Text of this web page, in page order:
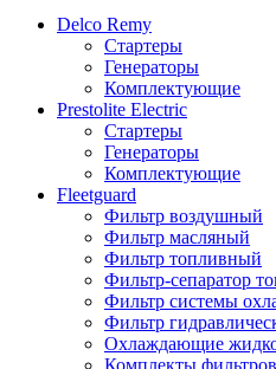
Delco Remy
Стартеры
Генераторы
Комплектующие
Prestolite Electric
Стартеры
Генераторы
Комплектующие
Fleetguard
Фильтр воздушный
Фильтр масляный
Фильтр топливный
Фильтр-сепаратор
Фильтр системы
Фильтр
Охлаждающие
Комплекты фильтров